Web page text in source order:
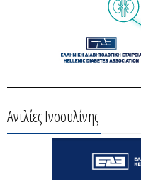
Αντλίες Ινσουλίνης